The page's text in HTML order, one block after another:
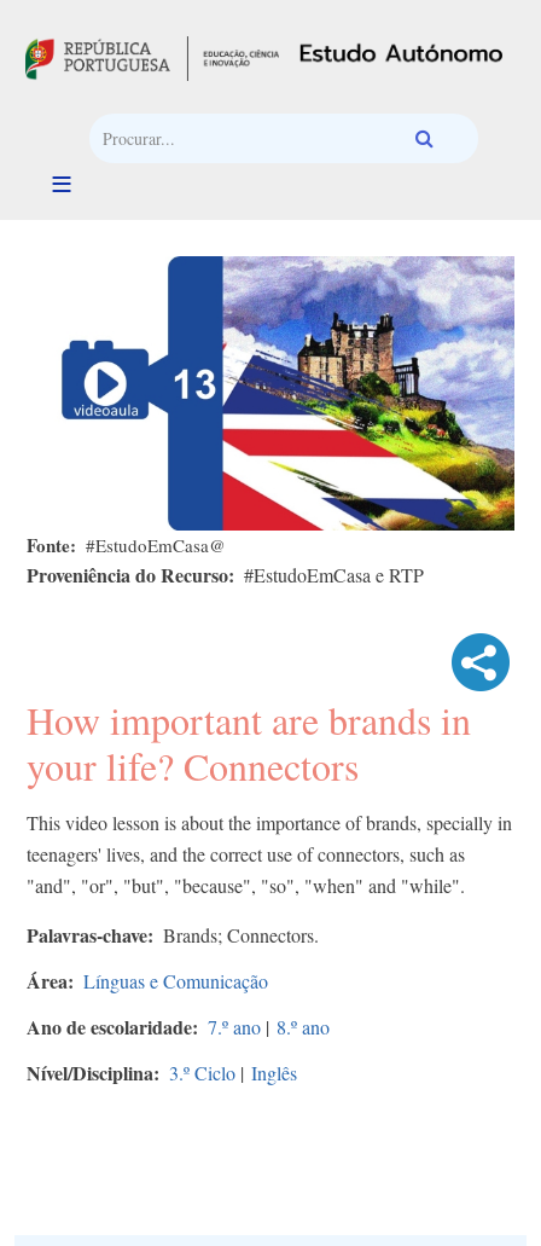
Fonte #EstudoEmCasa@
Proveniência do Recurso #EstudoEmCasa e RTP
How important are brands in
your life? Connectors
This video lesson is about the importance of brands, specially in
teenagers' lives, and the correct use of connectors, such as
"and", "or", "but", "because", "so", "when" and "while".
Palavras-chave Brands; Connectors.
Área Línguas e Comunicação
Ano de escolaridade 7.º ano | 8.º ano
Nível/Disciplina 3.º Ciclo | Inglês